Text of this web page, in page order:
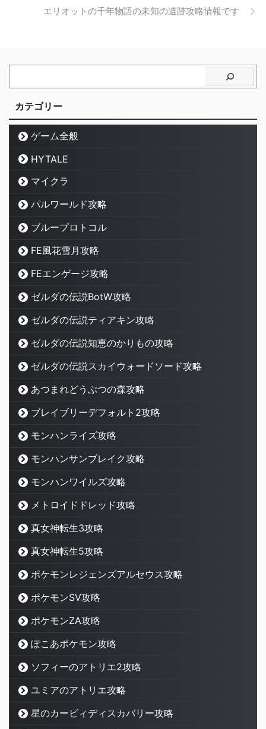
エリオットの千年物語の未知の遺跡攻略情報です
カテゴリー
ゲーム全般
HYTALE
マイクラ
パルワールド攻略
ブループロトコル
FE風花雪月攻略
FEエンゲージ攻略
ゼルダの伝説BotW攻略
ゼルダの伝説ティアキン攻略
ゼルダの伝説知恵のかりもの攻略
ゼルダの伝説スカイウォードソード攻略
あつまれどうぶつの森攻略
ブレイブリーデフォルト2攻略
モンハンライズ攻略
モンハンサンブレイク攻略
モンハンワイルズ攻略
メトロイドドレッド攻略
真女神転生3攻略
真女神転生5攻略
ポケモンレジェンズアルセウス攻略
ポケモンSV攻略
ポケモンZA攻略
ぽこあポケモン攻略
ソフィーのアトリエ2攻略
ユミアのアトリエ攻略
星のカービィディスカバリー攻略